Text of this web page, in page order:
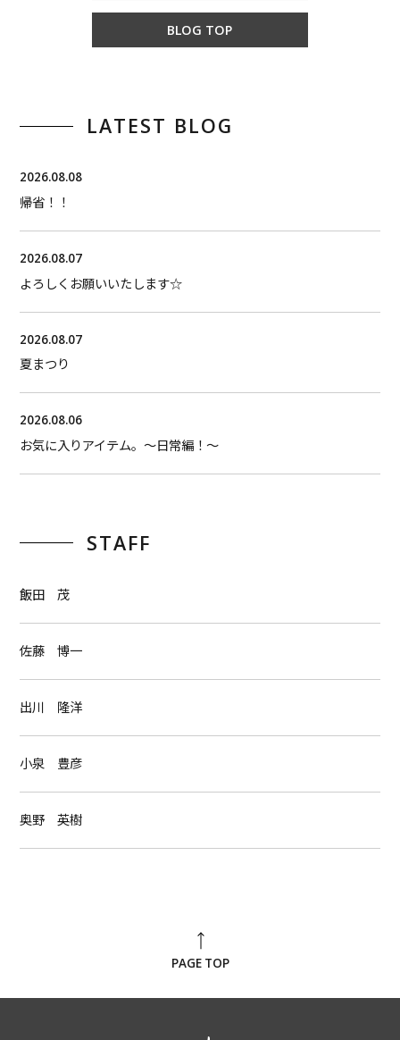
BLOG TOP
LATEST BLOG
2026.08.08
帰省！！
2026.08.07
よろしくお願いいたします☆
2026.08.07
夏まつり
2026.08.06
お気に入りアイテム。〜日常編！〜
STAFF
飯田 茂
佐藤 博一
出川 隆洋
小泉 豊彦
奥野 英樹
PAGE TOP